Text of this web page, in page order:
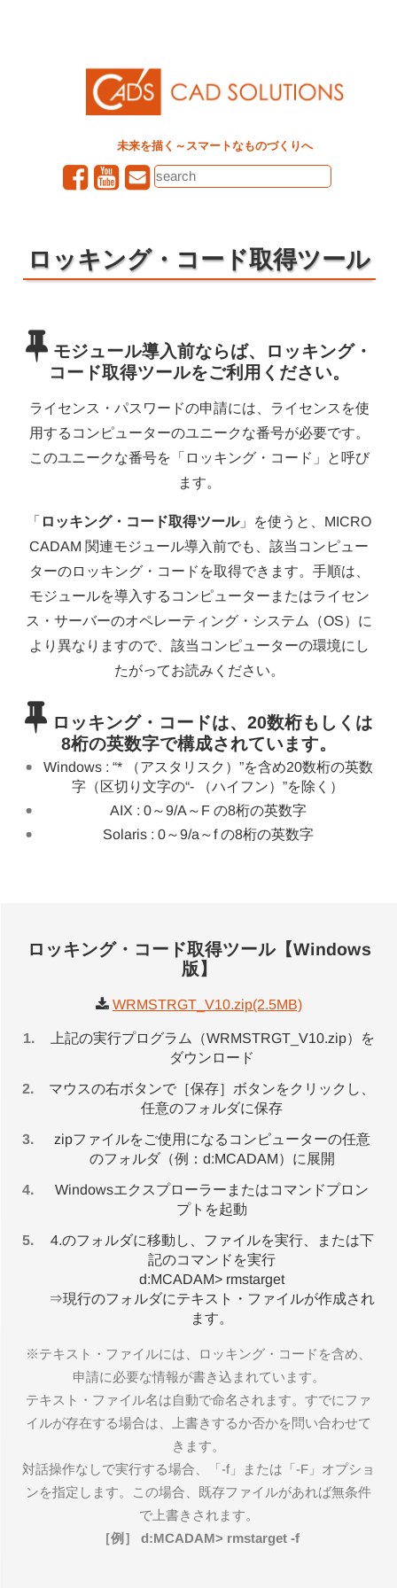
未来を描く～スマートなものづくりへ
ロッキング・コード取得ツール
モジュール導入前ならば、ロッキング・
コード取得ツールをご利用ください。
ライセンス・パスワードの申請には、ライセンスを使
用するコンピューターのユニークな番号が必要です。
このユニークな番号を「ロッキング・コード」と呼び
ます。
「 ロッキング・コード取得ツール」を使うと、MICRO
CADAM 関連モジュール導入前でも、該当コンピュー
ターのロッキング・コードを取得できます。手順は、
モジュールを導入するコンピューターまたはライセン
ス・サーバーのオペレーティング・システム（OS）に
より異なりますので、該当コンピューターの環境にし
たがってお読みください。
ロッキング・コードは、20数桁もしくは
8桁の英数字で構成されています。
Windows : “* （アスタリスク）”を含め20数桁の英数
字（区切り文字の“- （ハイフン）”を除く）
AIX : 0～9/A～F の8桁の英数字
Solaris : 0～9/a～f の8桁の英数字
ロッキング・コード取得ツール【Windows
版】
WRMSTRGT_V10.zip(2.5MB)
上記の実行プログラム（WRMSTRGT_V10.zip）を
ダウンロード
マウスの右ボタンで［保存］ボタンをクリックし、
任意のフォルダに保存
zipファイルをご使用になるコンピューターの任意
のフォルダ（例：d:MCADAM）に展開
Windowsエクスプローラーまたはコマンドプロン
プトを起動
4.のフォルダに移動し、ファイルを実行、または下
記のコマンドを実行
d:MCADAM> rmstarget
⇒現行のフォルダにテキスト・ファイルが作成され
ます。
※テキスト・ファイルには、ロッキング・コードを含め、
申請に必要な情報が書き込まれています。
テキスト・ファイル名は自動で命名されます。すでにファ
イルが存在する場合は、上書きするか否かを問い合わせて
きます。
対話操作なしで実行する場合、「-f」または「-F」オプショ
ンを指定します。この場合、既存ファイルがあれば無条件
で上書きされます。
［例］ d:MCADAM> rmstarget -f